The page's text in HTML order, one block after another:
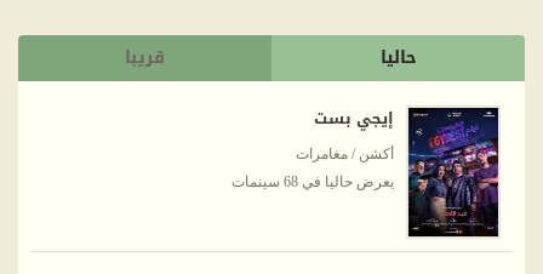
حاليا قريبا
إيجي بست
أكشن / مغامرات
يعرض حاليا في 68 سينمات